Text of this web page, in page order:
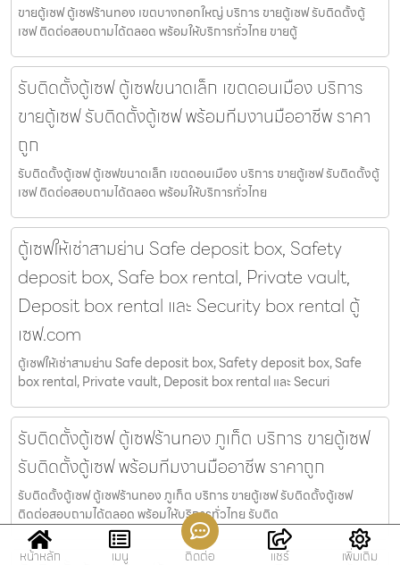
ขายตู้เซฟ ตู้เซฟร้านทอง เขตบางกอกใหญ่ บริการ ขายตู้เซฟ รับติดตั้งตู้
เซฟ ติดต่อสอบถามได้ตลอด พร้อมให้บริการทั่วไทย ขายตู้
รับติดตั้งตู้เซฟ ตู้เซฟขนาดเล็ก เขตดอนเมือง บริการ
ขายตู้เซฟ รับติดตั้งตู้เซฟ พร้อมทีมงานมืออาชีพ ราคา
ถูก
รับติดตั้งตู้เซฟ ตู้เซฟขนาดเล็ก เขตดอนเมือง บริการ ขายตู้เซฟ รับติดตั้งตู้
เซฟ ติดต่อสอบถามได้ตลอด พร้อมให้บริการทั่วไทย
ตู้เซฟให้เช่าสามย่าน Safe deposit box, Safety
deposit box, Safe box rental, Private vault,
Deposit box rental และ Security box rental ตู้
เซฟ.com
ตู้เซฟให้เช่าสามย่าน Safe deposit box, Safety deposit box, Safe
box rental, Private vault, Deposit box rental และ Securi
รับติดตั้งตู้เซฟ ตู้เซฟร้านทอง ภูเก็ต บริการ ขายตู้เซฟ
รับติดตั้งตู้เซฟ พร้อมทีมงานมืออาชีพ ราคาถูก
รับติดตั้งตู้เซฟ ตู้เซฟร้านทอง ภูเก็ต บริการ ขายตู้เซฟ รับติดตั้งตู้เซฟ
ติดต่อสอบถามได้ตลอด พร้อมให้บริการทั่วไทย รับติด
หน้าหลัก เมนู ติดต่อ แชร์ เพิ่มเติม